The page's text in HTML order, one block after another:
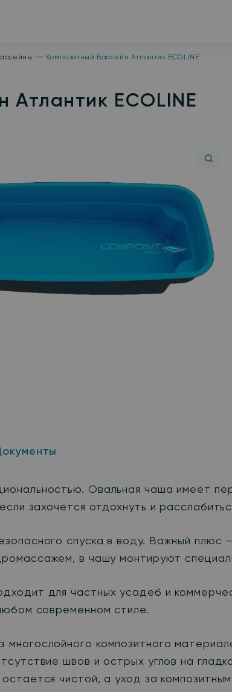
Композитный Бассейн Атлантик ECOLINE
Атлантик ECOLINE
Овальная чаша имеет
захочется отдохнуть и
спуска в воду. Важный
в чашу монтируют
для частных усадеб и
современном стиле.
композитного
швов и острых углов на
чистой, а уход за